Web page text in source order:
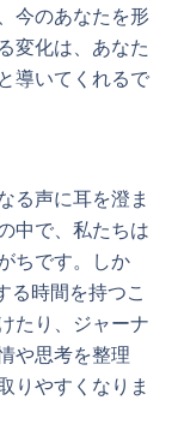
今のあなたを形
変化は、あなた
導いてくれるで
る声に耳を澄ま
中で、私たちは
ちです。しか
る時間を持つこ
たり、ジャーナ
や思考を整理
りやすくなりま